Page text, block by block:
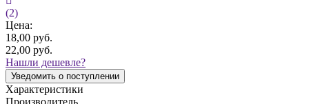
(2)
Цена:
18,00 руб.
22,00 руб.
Нашли дешевле?
Уведомить о поступлении
Характеристики
Производитель